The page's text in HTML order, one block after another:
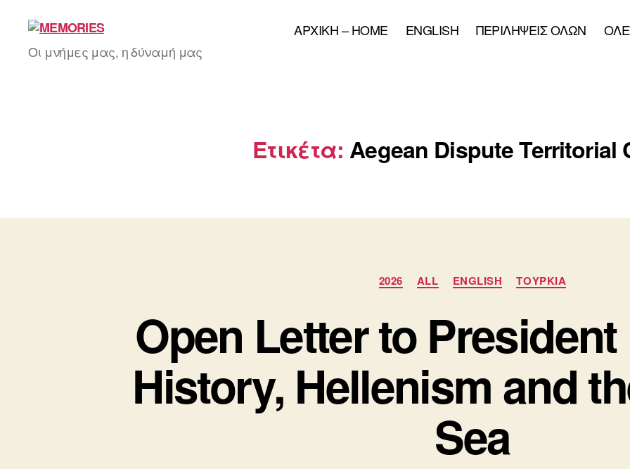
Οι μνήμες μας, η δύναμή μας
AΡXIKH – HOME ENGLISH ΠΕΡΙΛΗΨΕΙΣ ΟΛΩΝ
Ετικέτα: Aegean Dispute Territorial
Κατηγορίες
2026 ALL ENGLISH ΤΟΥΡΚΙΑ
Open Letter to
History, Hellenism and
Sea